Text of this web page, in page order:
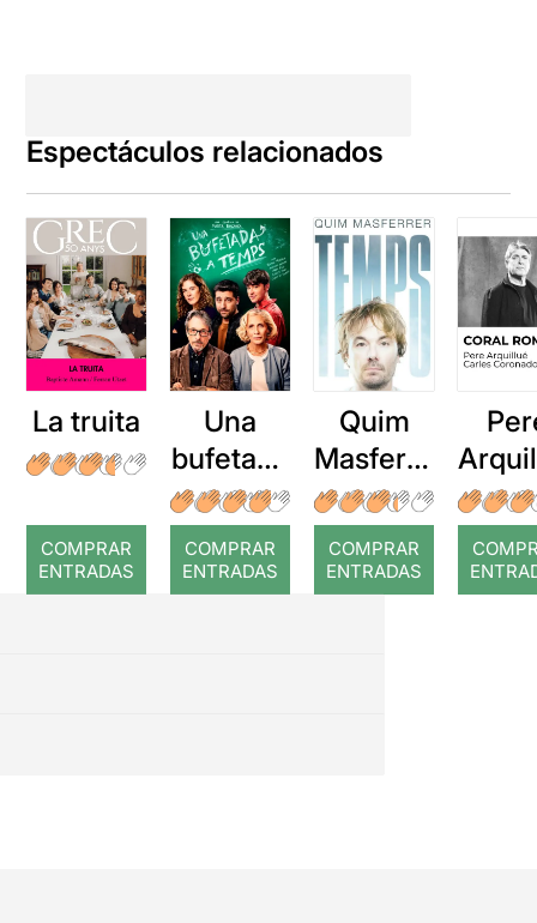
Espectáculos relacionados
La truita
COMPRAR
ENTRADAS
Una
bufetada
a temps
COMPRAR
ENTRADAS
Quim
Masferre
r: Temps
COMPRAR
ENTRADAS
: